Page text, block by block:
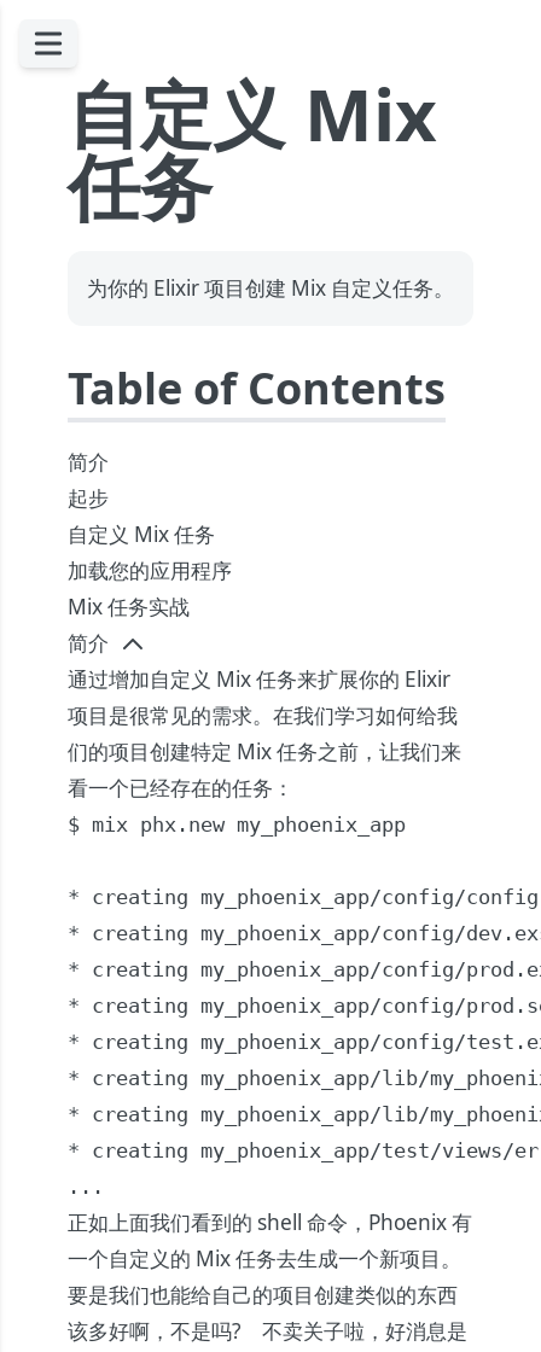
自定义 Mix
任务
为你的 Elixir 项目创建 Mix 自定义任务。
Table of Contents
简介
起步
自定义 Mix 任务
加载您的应用程序
Mix 任务实战
简介
通过增加自定义 Mix 任务来扩展你的 Elixir
项目是很常见的需求。在我们学习如何给我
们的项目创建特定 Mix 任务之前，让我们来
看一个已经存在的任务：
$ mix phx.new my_phoenix_app
* creating my_phoenix_app/config/
* creating my_phoenix_app/config/
* creating my_phoenix_app/config/
* creating my_phoenix_app/config/
* creating my_phoenix_app/config/
* creating my_phoenix_app/lib/
* creating my_phoenix_app/lib/
* creating my_phoenix_app/test/views/
...
正如上面我们看到的 shell 命令，Phoenix 有
一个自定义的 Mix 任务去生成一个新项目。
要是我们也能给自己的项目创建类似的东西
该多好啊，不是吗? 不卖关子啦，好消息是